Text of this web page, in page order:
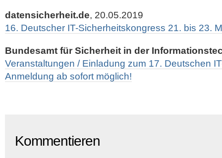
datensicherheit.de, 20.05.2019
16. Deutscher IT-Sicherheitskongress 21. bis 23.
Bundesamt für Sicherheit in der
Veranstaltungen / Einladung zum 17. Deutschen
Anmeldung ab sofort möglich!
Kommentieren